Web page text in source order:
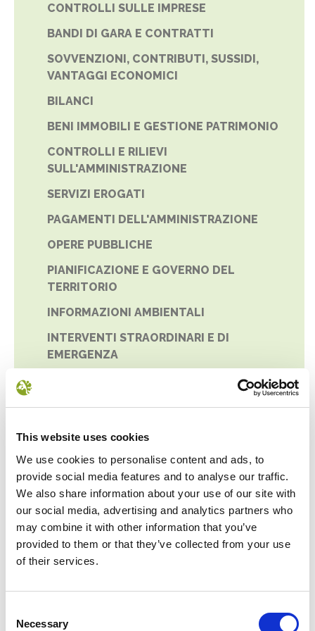
This website uses cookies
We use cookies to personalise content and ads, to
provide social media features and to analyse our traffic.
We also share information about your use of our site with
our social media, advertising and analytics partners who
may combine it with other information that you’ve
provided to them or that they’ve collected from your use
of their services.
Selection
Necessary
CONTROLLI SULLE IMPRESE
BANDI DI GARA E CONTRATTI
SOVVENZIONI, CONTRIBUTI, SUSSIDI,
VANTAGGI ECONOMICI
BILANCI
BENI IMMOBILI E GESTIONE PATRIMONIO
CONTROLLI E RILIEVI
SULL'AMMINISTRAZIONE
SERVIZI EROGATI
PAGAMENTI DELL'AMMINISTRAZIONE
OPERE PUBBLICHE
PIANIFICAZIONE E GOVERNO DEL
TERRITORIO
INFORMAZIONI AMBIENTALI
INTERVENTI STRAORDINARI E DI
EMERGENZA
PREVENZIONE DELLA CORRUZIONE
ACCESSO CIVICO
ACCESSIBILITÀ E CATALOGO DEI DATI,
DATI ULTERIORI
NEWS